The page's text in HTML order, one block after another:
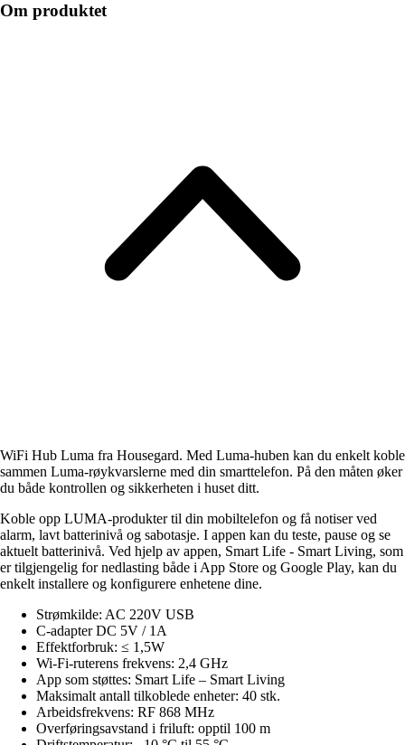
Om produktet
WiFi Hub Luma fra Housegard. Med Luma-huben kan du enkelt koble
sammen Luma-røykvarslerne med din smarttelefon. På den måten øker
du både kontrollen og sikkerheten i huset ditt.
Koble opp LUMA-produkter til din mobiltelefon og få notiser ved
alarm, lavt batterinivå og sabotasje. I appen kan du teste, pause og se
aktuelt batterinivå. Ved hjelp av appen, Smart Life - Smart Living, som
er tilgjengelig for nedlasting både i App Store og Google Play, kan du
enkelt installere og konfigurere enhetene dine.
Strømkilde: AC 220V USB
C-adapter DC 5V / 1A
Effektforbruk: ≤ 1,5W
Wi-Fi-ruterens frekvens: 2,4 GHz
App som støttes: Smart Life – Smart Living
Maksimalt antall tilkoblede enheter: 40 stk.
Arbeidsfrekvens: RF 868 MHz
Overføringsavstand i friluft: opptil 100 m